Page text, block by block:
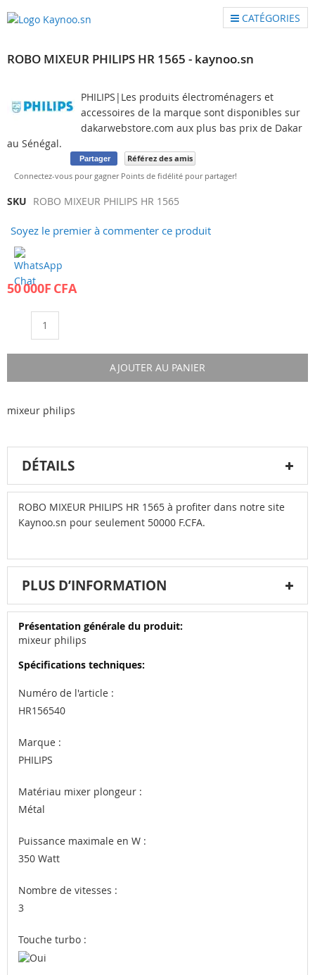
CATÉGORIES
ROBO MIXEUR PHILIPS HR 1565 - kaynoo.sn
PHILIPS|Les produits électroménagers et
accessoires de la marque sont disponibles sur
dakarwebstore.com aux plus bas prix de Dakar
au Sénégal.
Partager
Référez des amis
Connectez-vous pour gagner Points de fidélité pour partager!
SKU ROBO MIXEUR PHILIPS HR 1565
Soyez le premier à commenter ce produit
50 000F CFA
AJOUTER AU PANIER
mixeur philips
Skip
the
end
of
the
images
gallery
Skip
the
beginning
of
the
images
gallery
DÉTAILS
ROBO MIXEUR PHILIPS HR 1565 à profiter dans notre site
Kaynoo.sn pour seulement 50000 F.CFA.
PLUS D’INFORMATION
Plus
d’information
mixeur philips
Numéro de l'article :
HR156540
Marque :
PHILIPS
Matériau mixer plongeur :
Métal
Puissance maximale en W :
350 Watt
Nombre de vitesses :
3
Touche turbo :